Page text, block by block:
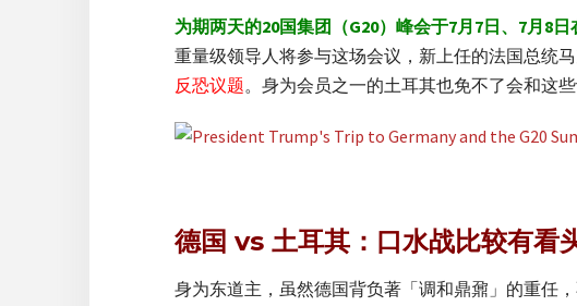
为期两天的20国集团（G20）峰会于7月7日、7月8
重量级领导人将参与这场会议，新上任的法国总统
反恐议题。身为会员之一的土耳其也免不了会和这
德国 vs 土耳其：口水战比较有看
身为东道主，虽然德国背负著「调和鼎鼐」的重任